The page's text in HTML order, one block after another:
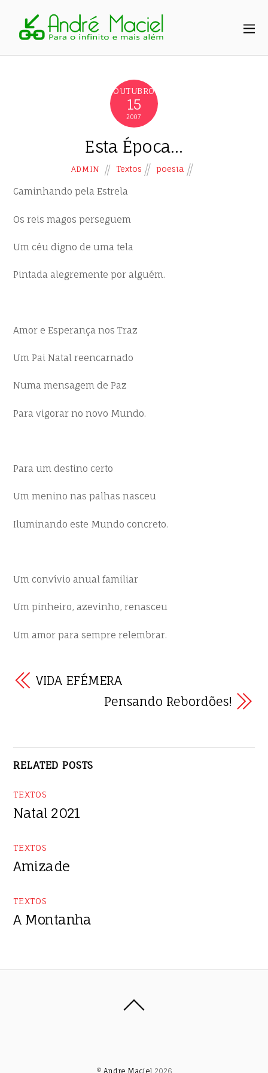
OUTUBRO
15
2007
Esta Época…
ADMIN Textos poesia
Caminhando pela Estrela
Os reis magos perseguem
Um céu digno de uma tela
Pintada alegremente por alguém.
Amor e Esperança nos Traz
Um Pai Natal reencarnado
Numa mensagem de Paz
Para vigorar no novo Mundo.
Para um destino certo
Um menino nas palhas nasceu
Iluminando este Mundo concreto.
Um convívio anual familiar
Um pinheiro, azevinho, renasceu
Um amor para sempre relembrar.
VIDA EFÉMERA
Pensando Rebordões!
RELATED POSTS
TEXTOS
Natal 2021
TEXTOS
Amizade
TEXTOS
A Montanha
© Andre Maciel 2026